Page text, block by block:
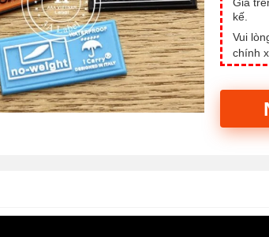
kế.
Vui
chính